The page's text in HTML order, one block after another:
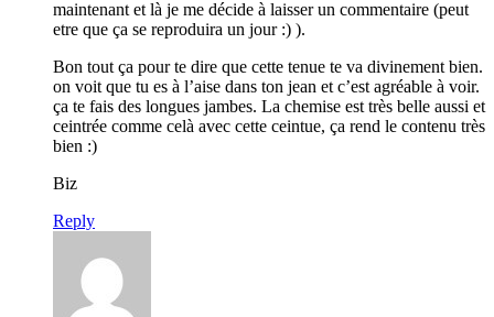
maintenant et là je me décide à laisser un commentaire (peut
etre que ça se reproduira un jour :) ).
Bon tout ça pour te dire que cette tenue te va divinement bien.
on voit que tu es à l’aise dans ton jean et c’est agréable à voir.
ça te fais des longues jambes. La chemise est très belle aussi et
ceintrée comme celà avec cette ceintue, ça rend le contenu très
bien :)
Biz
Reply